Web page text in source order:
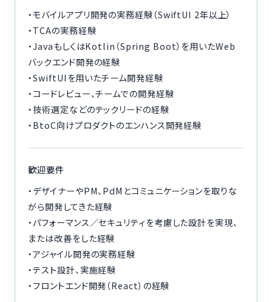
・モバイルアプリ開発の実務経験（SwiftUI 2年以上）
・TCAの実務経験
・JavaもしくはKotlin（Spring Boot）を用いたWeb
バックエンド開発の経験
・SwiftUIを用いたチーム開発経験
・コードレビュー、チームでの開発経験
・技術選定などのテックリードの経験
・BtoC向けプロダクトのエンハンス開発経験
歓迎要件
・デザイナーやPM、PdMとコミュニケーションを取りな
がら開発してきた経験
・パフォーマンス／セキュリティを考慮した設計を実現、
または改善をした経験
・アジャイル開発の実務経験
・テスト設計、実施経験
・フロントエンド開発（React）の経験